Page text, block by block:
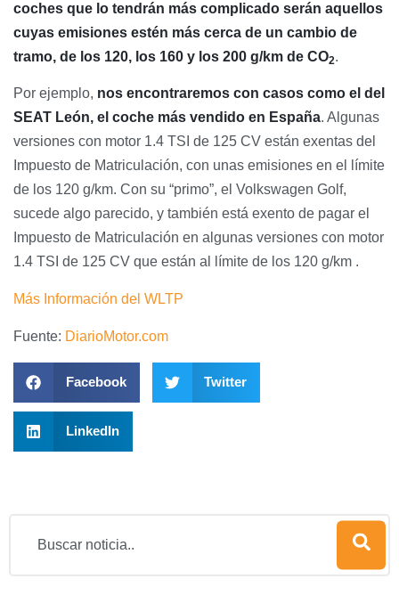
coches que lo tendrán más complicado serán aquellos
cuyas emisiones estén más cerca de un cambio de
tramo, de los 120, los 160 y los 200 g/km de CO2.
Por ejemplo, nos encontraremos con casos como el del
SEAT León, el coche más vendido en España. Algunas
versiones con motor 1.4 TSI de 125 CV están exentas del
Impuesto de Matriculación, con unas emisiones en el límite
de los 120 g/km. Con su “primo”, el Volkswagen Golf,
sucede algo parecido, y también está exento de pagar el
Impuesto de Matriculación en algunas versiones con motor
1.4 TSI de 125 CV que están al límite de los 120 g/km .
Más Información del WLTP
Fuente: DiarioMotor.com
Facebook Twitter
LinkedIn